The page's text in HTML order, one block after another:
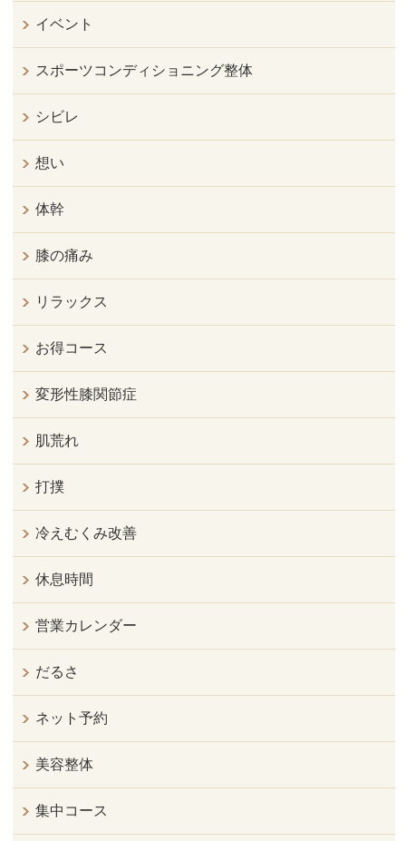
イベント
スポーツコンディショニング整体
シビレ
想い
体幹
膝の痛み
リラックス
お得コース
変形性膝関節症
肌荒れ
打撲
冷えむくみ改善
休息時間
営業カレンダー
だるさ
ネット予約
美容整体
集中コース